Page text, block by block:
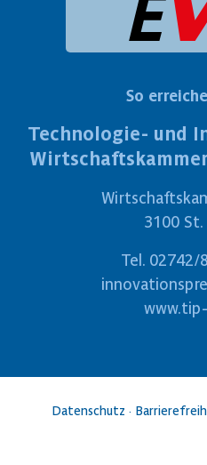
So
Technologie- und
3100
Tel. 02742/
Datenschutz ·